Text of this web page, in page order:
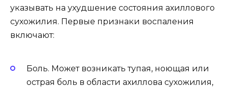
указывать на ухудшение состояния ахиллового
сухожилия. Первые признаки воспаления
включают:
Боль. Может возникать тупая, ноющая или
острая боль в области ахиллова сухожилия,